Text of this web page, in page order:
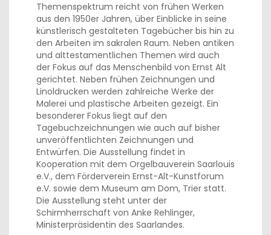
Themenspektrum reicht von frühen Werken
aus den 1950er Jahren, über Einblicke in seine
künstlerisch gestalteten Tagebücher bis hin zu
den Arbeiten im sakralen Raum. Neben antiken
und alttestamentlichen Themen wird auch
der Fokus auf das Menschenbild von Ernst Alt
gerichtet. Neben frühen Zeichnungen und
Linoldrucken werden zahlreiche Werke der
Malerei und plastische Arbeiten gezeigt. Ein
besonderer Fokus liegt auf den
Tagebuchzeichnungen wie auch auf bisher
unveröffentlichten Zeichnungen und
Entwürfen. Die Ausstellung findet in
Kooperation mit dem Orgelbauverein Saarlouis
e.V., dem Förderverein Ernst-Alt-Kunstforum
e.V. sowie dem Museum am Dom, Trier statt.
Die Ausstellung steht unter der
Schirmherrschaft von Anke Rehlinger,
Ministerpräsidentin des Saarlandes.